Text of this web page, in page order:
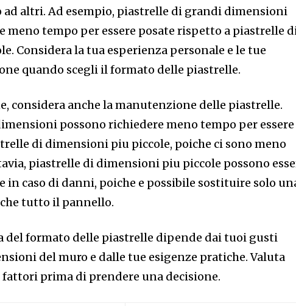
altri. Ad esempio, piastrelle di grandi dimensioni
meno tempo per essere posate rispetto a piastrelle
Considera la tua esperienza personale e le tue
quando scegli il formato delle piastrelle.
considera anche la manutenzione delle piastrelle.
possono richiedere meno tempo per essere
di dimensioni piu piccole, poiche ci sono meno
piastrelle di dimensioni piu piccole possono
caso di danni, poiche e possibile sostituire solo
tutto il pannello.
del formato delle piastrelle dipende dai tuoi gusti
del muro e dalle tue esigenze pratiche. Valuta
prima di prendere una decisione.